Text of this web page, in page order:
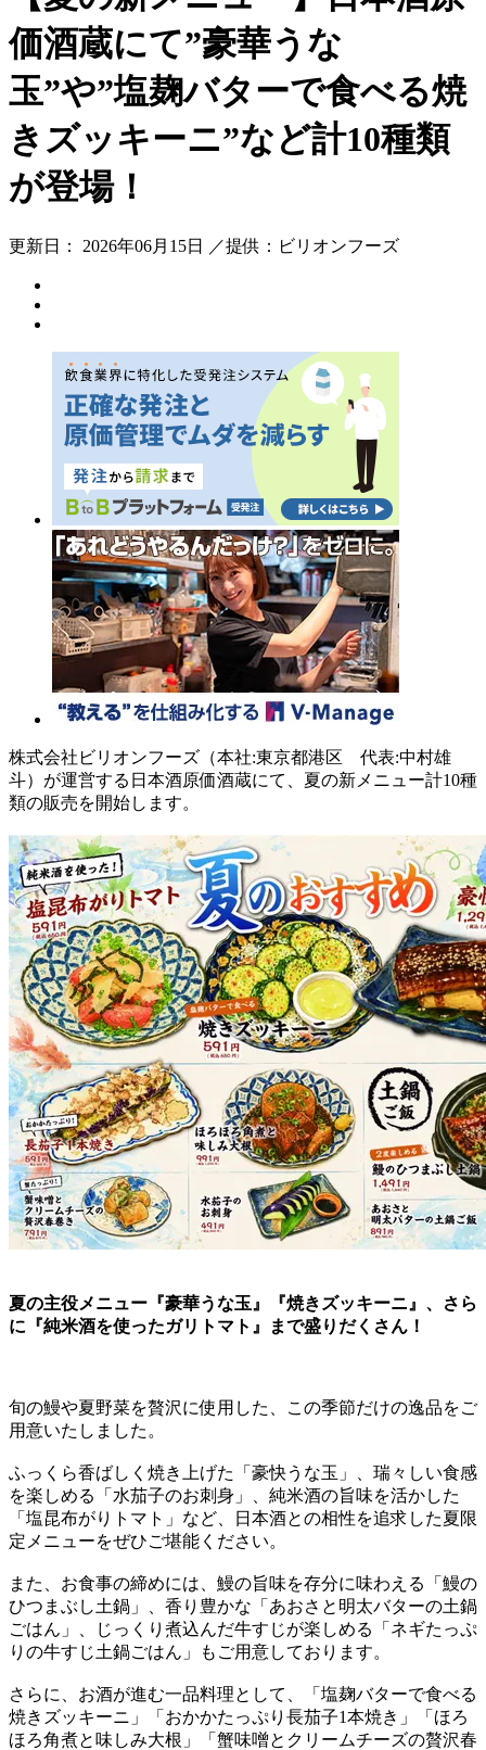
価酒蔵にて”豪華うな
玉”や”塩麹バターで食べる焼
きズッキーニ”など計10種類
が登場！
更新日： 2026年06月15日 ／提供：ビリオンフーズ
株式会社ビリオンフーズ（本社:東京都港区 代表:中村雄
斗）が運営する日本酒原価酒蔵にて、夏の新メニュー計10種
類の販売を開始します。
夏の主役メニュー『豪華うな玉』『焼きズッキーニ』、さら
に『純米酒を使ったガリトマト』まで盛りだくさん！
旬の鰻や夏野菜を贅沢に使用した、この季節だけの逸品をご
用意いたしました。
ふっくら香ばしく焼き上げた「豪快うな玉」、瑞々しい食感
を楽しめる「水茄子のお刺身」、純米酒の旨味を活かした
「塩昆布がりトマト」など、日本酒との相性を追求した夏限
定メニューをぜひご堪能ください。
また、お食事の締めには、鰻の旨味を存分に味わえる「鰻の
ひつまぶし土鍋」、香り豊かな「あおさと明太バターの土鍋
ごはん」、じっくり煮込んだ牛すじが楽しめる「ネギたっぷ
りの牛すじ土鍋ごはん」もご用意しております。
さらに、お酒が進む一品料理として、「塩麹バターで食べる
焼きズッキーニ」「おかかたっぷり長茄子1本焼き」「ほろ
ほろ角煮と味しみ大根」「蟹味噌とクリームチーズの贅沢春